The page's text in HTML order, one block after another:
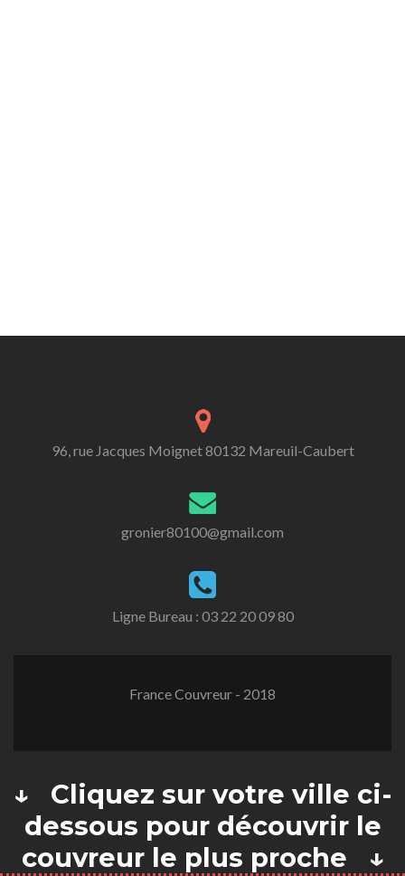
96, rue Jacques Moignet 80132 Mareuil-Caubert
gronier80100@gmail.com
Ligne Bureau : 03 22 20 09 80
France Couvreur - 2018
↓ Cliquez sur votre ville ci-
dessous pour découvrir le
couvreur le plus proche ↓